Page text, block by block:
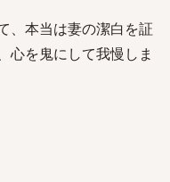
、本当は妻の潔白を証
心を鬼にして我慢しま